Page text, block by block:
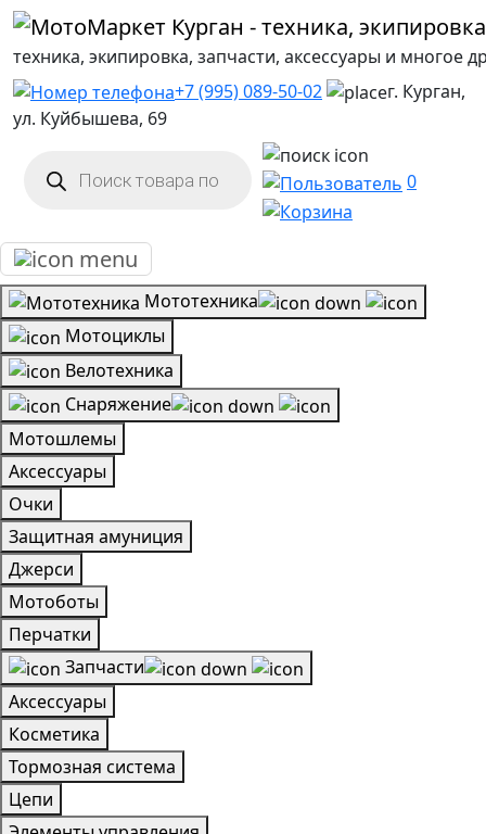
техника, экипировка, запчасти, аксессуары и многое
+7 (995) 089-50-02
г. Курган,
ул. Куйбышева, 69
товаров 0
Мототехника
Мотоциклы
Велотехника
Снаряжение
Мотошлемы
Аксессуары
Очки
Защитная амуниция
Джерси
Мотоботы
Перчатки
Запчасти
Аксессуары
Косметика
Тормозная система
Цепи